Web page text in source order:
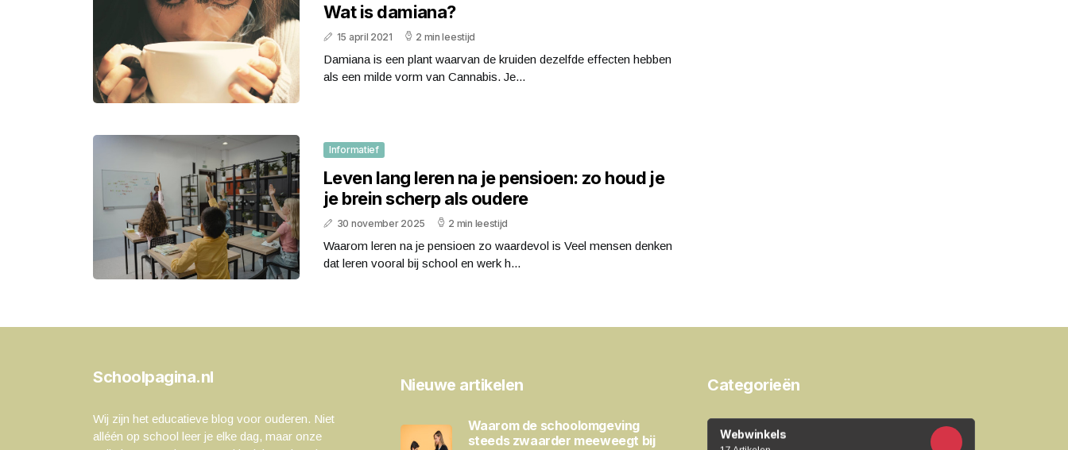
Wat is damiana?
15 april 2021 2 min leestijd
Damiana is een plant waarvan de kruiden dezelfde effecten hebben
als een milde vorm van Cannabis. Je...
Informatief
Leven lang leren na je pensioen: zo houd je
je brein scherp als oudere
30 november 2025 2 min leestijd
Waarom leren na je pensioen zo waardevol is Veel mensen denken
dat leren vooral bij school en werk h...
Schoolpagina.nl
Wij zijn het educatieve blog voor ouderen. Niet
alléén op school leer je elke dag, maar onze
Nieuwe artikelen
Waarom de schoolomgeving
steeds zwaarder meeweegt bij
Categorieën
Webwinkels